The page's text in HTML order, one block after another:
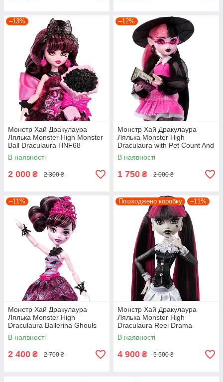
–13%
Монстр Хай Дракулаура
Лялька Monster High Monster
Ball Draculaura HNF68
В наявності
2 000 ₴ 2 300 ₴
–12%
Монстр Хай Дракулаура
Лялька Monster High
Draculaura with Pet Count And
Accessories HRP64
В наявності
1 750 ₴ 2 000 ₴
–11%
Монстр Хай Дракулаура
Лялька Monster High
Draculaura Ballerina Ghouls
FKP61
В наявності
2 400 ₴ 2 700 ₴
Пошкоджено коробку –11%
Монстр Хай Дракулаура
Лялька Monster High
Draculaura Reel Drama
HKN27
В наявності
4 900 ₴ 5 500 ₴